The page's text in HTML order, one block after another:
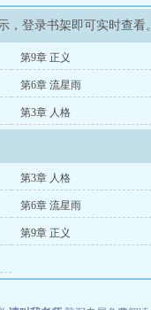
，登录书架即可实时查看
第9章 正义
第6章 流星雨
第3章 人格
第3章 人格
第6章 流星雨
第9章 正义